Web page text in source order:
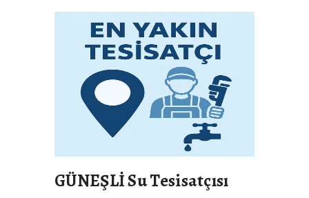
GÜNEŞLİ Su Tesisatçısı